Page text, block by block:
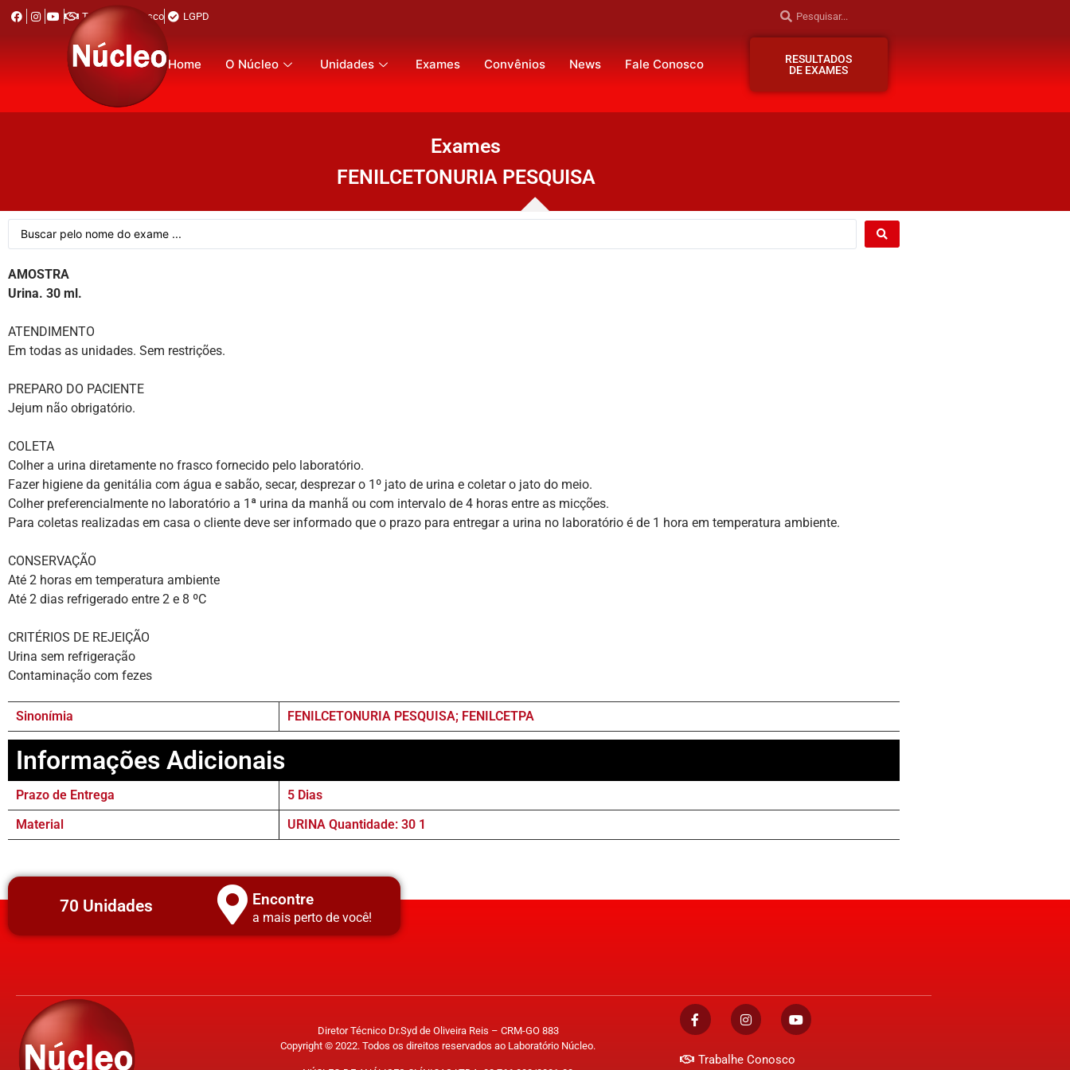
Trabalhe Conosco LGPD
Home O Núcleo Unidades Exames Convênios News Fale Conosco
RESULTADOS
DE EXAMES
Exames
FENILCETONURIA PESQUISA
AMOSTRA
Urina. 30 ml.
ATENDIMENTO
Em todas as unidades. Sem restrições.
PREPARO DO PACIENTE
Jejum não obrigatório.
COLETA
Colher a urina diretamente no frasco fornecido pelo laboratório.
Fazer higiene da genitália com água e sabão, secar, desprezar o 1º jato de urina e coletar o jato do meio.
Colher preferencialmente no laboratório a 1ª urina da manhã ou com intervalo de 4 horas entre as micções.
Para coletas realizadas em casa o cliente deve ser informado que o prazo para entregar a urina no laboratório é de 1 hora em temperatura ambiente.
CONSERVAÇÃO
Até 2 horas em temperatura ambiente
Até 2 dias refrigerado entre 2 e 8 ºC
CRITÉRIOS DE REJEIÇÃO
Urina sem refrigeração
Contaminação com fezes
Sinonímia FENILCETONURIA PESQUISA; FENILCETPA
Informações Adicionais
Prazo de Entrega
5 Dias
Material
URINA Quantidade: 30 1
70 Unidades Encontre
a mais perto de você!
Diretor Técnico Dr.Syd de Oliveira Reis – CRM-GO 883
Copyright © 2022. Todos os direitos reservados ao Laboratório Núcleo.
Trabalhe Conosco